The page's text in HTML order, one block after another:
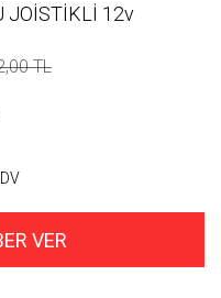
JOİSTİKLİ 12v
TL
VER